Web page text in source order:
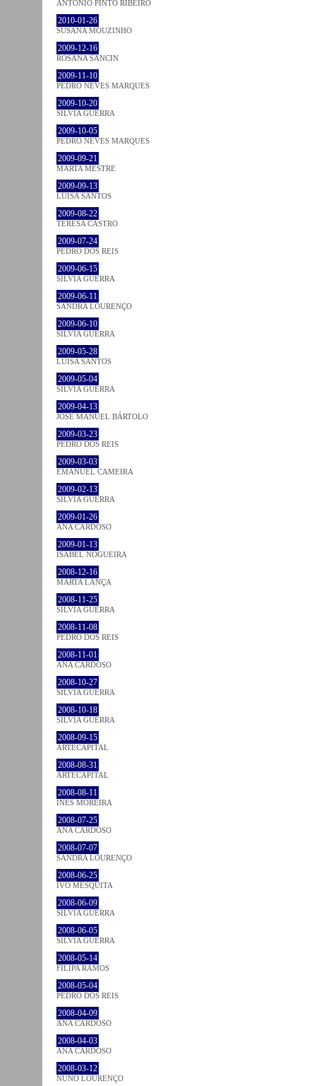
ANTÓNIO PINTO RIBEIRO
2010-01-26
SUSANA MOUZINHO
2009-12-16
ROSANA SANCIN
2009-11-10
PEDRO NEVES MARQUES
2009-10-20
SÍLVIA GUERRA
2009-10-05
PEDRO NEVES MARQUES
2009-09-21
MARTA MESTRE
2009-09-13
LUÍSA SANTOS
2009-08-22
TERESA CASTRO
2009-07-24
PEDRO DOS REIS
2009-06-15
SÍLVIA GUERRA
2009-06-11
SANDRA LOURENÇO
2009-06-10
SÍLVIA GUERRA
2009-05-28
LUÍSA SANTOS
2009-05-04
SÍLVIA GUERRA
2009-04-13
JOSÉ MANUEL BÁRTOLO
2009-03-23
PEDRO DOS REIS
2009-03-03
EMANUEL CAMEIRA
2009-02-13
SÍLVIA GUERRA
2009-01-26
ANA CARDOSO
2009-01-13
ISABEL NOGUEIRA
2008-12-16
MARTA LANÇA
2008-11-25
SÍLVIA GUERRA
2008-11-08
PEDRO DOS REIS
2008-11-01
ANA CARDOSO
2008-10-27
SÍLVIA GUERRA
2008-10-18
SÍLVIA GUERRA
2008-09-15
ARTECAPITAL
2008-08-31
ARTECAPITAL
2008-08-11
INÊS MOREIRA
2008-07-25
ANA CARDOSO
2008-07-07
SANDRA LOURENÇO
2008-06-25
IVO MESQUITA
2008-06-09
SÍLVIA GUERRA
2008-06-05
SÍLVIA GUERRA
2008-05-14
FILIPA RAMOS
2008-05-04
PEDRO DOS REIS
2008-04-09
ANA CARDOSO
2008-04-03
ANA CARDOSO
2008-03-12
NUNO LOURENÇO